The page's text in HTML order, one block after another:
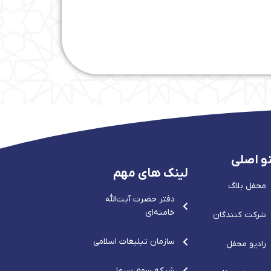
اصلی
محفل بلاگ
شرکت کنندگان
رادیو محفل
لینک های مهم
دفتر حضرت آيت‌الله‌
خامنه‌ای
سازمان تبلیغات اسلامی